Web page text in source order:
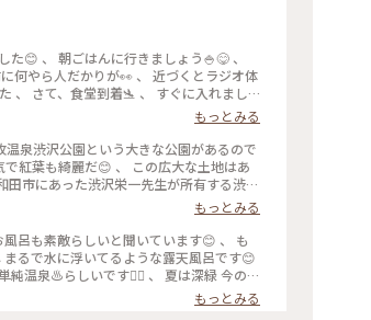
何やら人だかりが👀 、 近づくとラジオ体
、 さて、食堂到着🛬 、 すぐに入れまし
てる🥹後で食べよ 、 １周目 のっけ丼い
した☺️イカ多め 、 2周目 ホタテラーメン
ヨーグルト😊 コーンスープ🌽です ヨー
ちゃいました 、 朝からおいしいごはん
青森屋さんはこれで最後になります🙂お
んな素晴らしかったです 、 ありがとうご
もっとみる
紅葉も綺麗だ😊 、 この広大な土地はあ
市にあった渋沢栄一先生が所有する渋沢
事で古牧温泉を掘り当て、かつては行
さて大きな池を一周回
御堂」があり冬はここにねぶたが集合し
ニーがいます☺️足短い ぜんぜん動かない
が移築保存されてたらしいです🏠✨ 、 一
故郷の埼玉県深谷市に引っ越ししてました
もっとみる
るで水に浮いてるような露天風呂です😊
純温泉♨️らしいです🧖‍♂️ 、 夏は深緑 今の時
を清める灯籠流しは東北でねぶり流しと
温泉🌲✨ めちゃくちゃいい香りがします
もっとみる